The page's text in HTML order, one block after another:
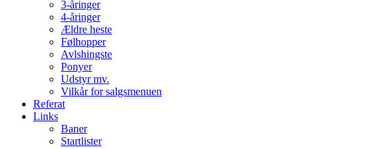
3-åringer
4-åringer
Ældre heste
Følhopper
Avlshingste
Ponyer
Udstyr mv.
Vilkår for salgsmenuen
Referat
Links
Baner
Startlister